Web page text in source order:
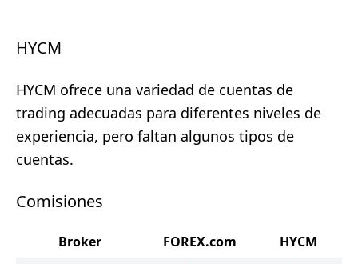
HYCM
HYCM ofrece una variedad de cuentas de
trading adecuadas para diferentes niveles de
experiencia, pero faltan algunos tipos de
cuentas.
Comisiones
Broker FOREX.com
HYCM